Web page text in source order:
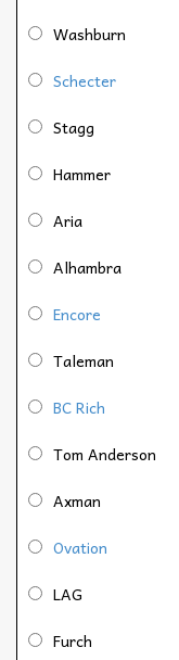
Washburn
Schecter
Stagg
Hammer
Aria
Alhambra
Encore
Taleman
BC Rich
Tom Anderson
Axman
Ovation
LAG
Furch